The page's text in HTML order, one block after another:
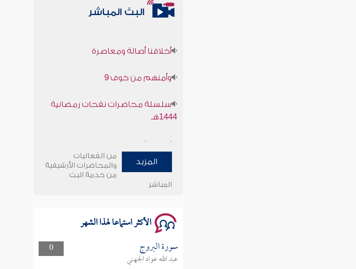
البث المباشر
1444هـ
وأمنهم من خوف 9
سلسلة محاضرات نفحات رمضانية
المزيد
من الفعاليات
والمحاضرات الأرشيفية
من خدمة البث
المباشر
الأكثر استماعا لهذا الشهر
0 سورة البروج
عبد الله عواد الجهني